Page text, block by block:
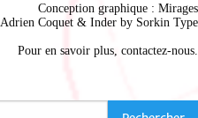
Conception graphique : Mirages
Adrien Coquet & Inder by Sorkin Type
Pour en savoir plus, contactez-nous